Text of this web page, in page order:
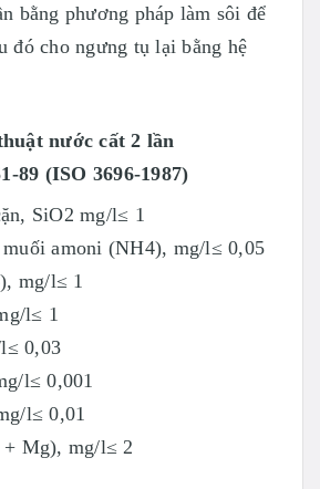
bằng phương pháp làm sôi để
đó cho ngưng tụ lại bằng hệ
nước cất 2 lần
89 (ISO 3696-1987)
SiO2 mg/l≤ 1
amoni (NH4), mg/l≤ 0,05
mg/l≤ 1
l≤ 1
0,03
l≤ 0,001
l≤ 0,01
Mg), mg/l≤ 2